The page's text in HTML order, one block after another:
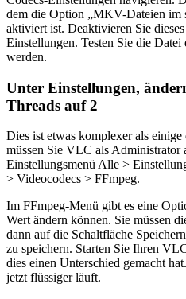
dem die Option „MKV-Dateien im
aktiviert ist. Deaktivieren Sie
Einstellungen. Testen Sie die Datei
werden.
Unter Einstellungen,
Threads auf 2
Dies ist etwas komplexer als
müssen Sie VLC als Administrator
Einstellungsmenü Alle >
> Videocodecs > FFmpeg.
Im FFmpeg-Menü gibt es eine
Wert ändern können. Sie müssen
dann auf die Schaltfläche
zu speichern. Starten Sie Ihren
dies einen Unterschied gemacht
jetzt flüssiger läuft.